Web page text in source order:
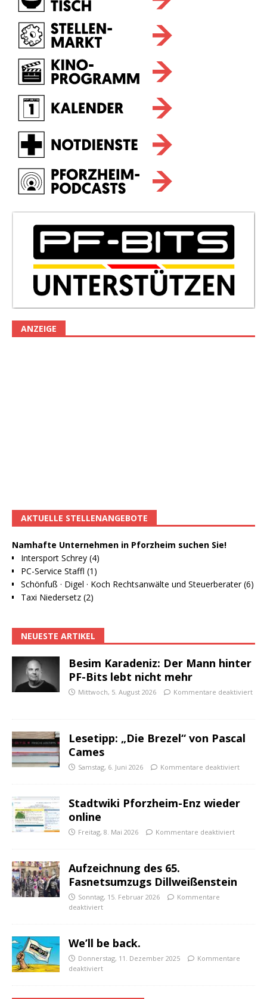
ANZEIGE
AKTUELLE STELLENANGEBOTE
Namhafte Unternehmen in Pforzheim suchen Sie!
Intersport Schrey (4)
PC-Service Staffl (1)
Schönfuß · Digel · Koch Rechtsanwälte und Steuerberater (6)
Taxi Niedersetz (2)
NEUESTE ARTIKEL
Besim Karadeniz: Der Mann hinter
PF-Bits lebt nicht mehr
Mittwoch, 5. August 2026 Kommentare deaktiviert
Lesetipp: „Die Brezel“ von Pascal
Cames
Samstag, 6. Juni 2026 Kommentare deaktiviert
Stadtwiki Pforzheim-Enz wieder
online
Freitag, 8. Mai 2026 Kommentare deaktiviert
Aufzeichnung des 65.
Fasnetsumzugs Dillweißenstein
Sonntag, 15. Februar 2026
Kommentare
deaktiviert
We’ll be back.
Donnerstag, 11. Dezember 2025
Kommentare
deaktiviert